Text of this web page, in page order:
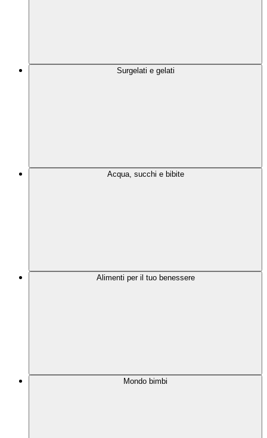
Surgelati e gelati
Acqua, succhi e bibite
Alimenti per il tuo benessere
Mondo bimbi